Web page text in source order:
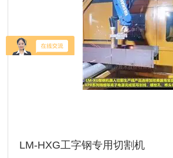
LM-HXG工字钢专用切割机